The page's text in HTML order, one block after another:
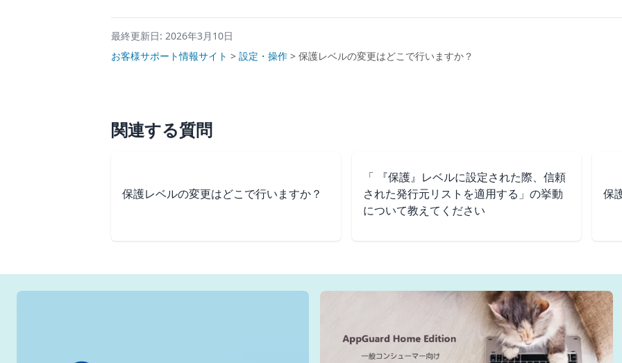
最終更新日: 2026年3月10日
お客様サポート情報サイト > 設定・操作 > 保護レベルの変更はどこで行いますか？
関連する質問
保護レベルの変更はどこで行いますか？
「 『保護』レベルに設定された際、信頼
された発行元リストを適用する」の挙動
について教えてください
保